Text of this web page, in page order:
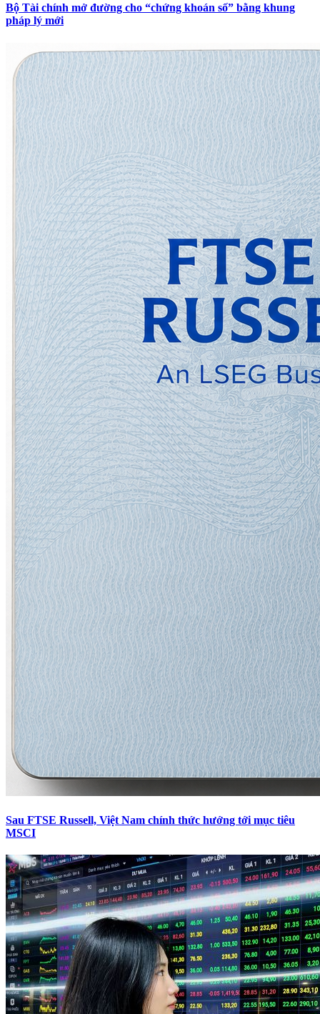
Bộ Tài chính mở đường cho “chứng khoán số” bằng khung
pháp lý mới
Sau FTSE Russell, Việt Nam chính thức hướng tới mục tiêu
MSCI